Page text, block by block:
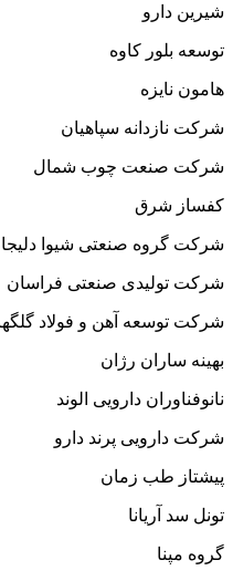
شیرین دارو
توسعه بلور کاوه
هامون نایزه
شرکت نازدانه سپاهیان
شرکت صنعت چوب شمال
کفساز شرق
شرکت گروه صنعتی شیوا
شرکت تولیدی صنعتی فراسان
شرکت توسعه آهن و فولاد
بهینه ساران رژان
نانوفناوران دارویی الوند
شرکت دارویی پرند دارو
پیشتاز طب زمان
تونل سد آریانا
گروه مپنا